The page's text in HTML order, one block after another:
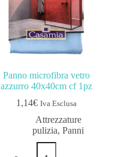
Panno microfibra vetro
azzurro 40x40cm cf 1pz
1,14€ Iva Esclusa
Attrezzature
pulizia,Panni